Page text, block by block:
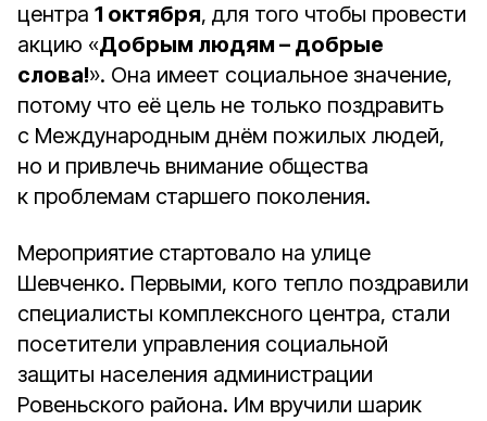
центра 1 октября, для того чтобы провести
акцию «Добрым людям – добрые
слова!». Она имеет социальное значение,
потому что её цель не только поздравить
с Международным днём пожилых людей,
но и привлечь внимание общества
к проблемам старшего поколения.
Мероприятие стартовало на улице
Шевченко. Первыми, кого тепло поздравили
специалисты комплексного центра, стали
посетители управления социальной
защиты населения администрации
Ровеньского района. Им вручили шарик